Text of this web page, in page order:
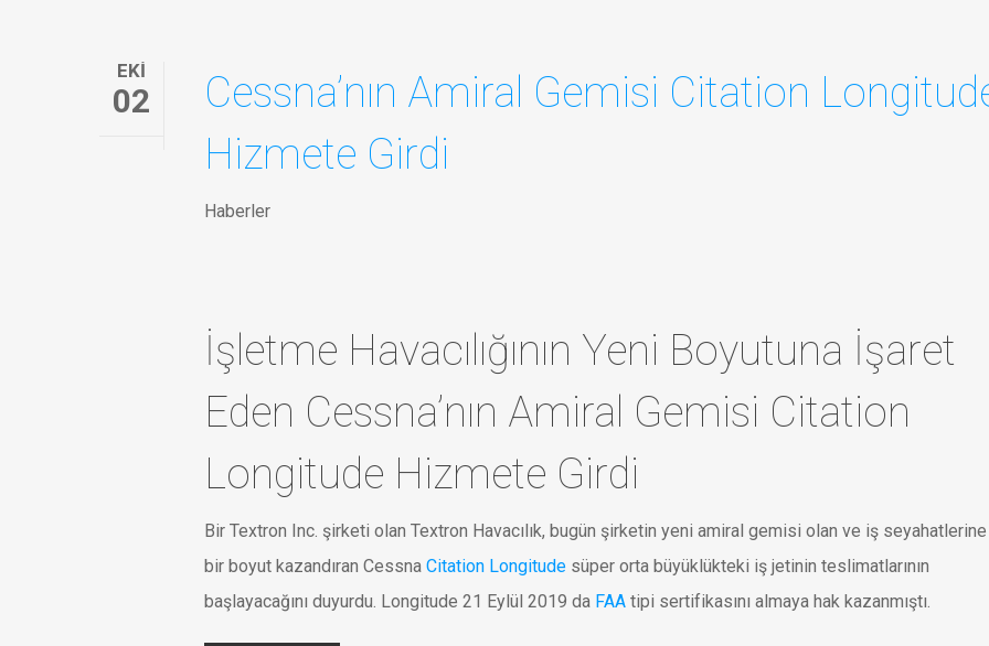
EKI
02
Cessna’nın Amiral Gemisi Citation
Hizmete Girdi
Haberler
İşletme Havacılığının Yeni Boyutuna İşaret
Eden Cessna’nın Amiral Gemisi Citation
Longitude Hizmete Girdi
Bir Textron Inc. şirketi olan Textron Havacılık, bugün şirketin yeni amiral gemisi olan ve iş
bir boyut kazandıran Cessna Citation Longitude süper orta büyüklükteki iş jetinin teslimatlarının
başlayacağını duyurdu. Longitude 21 Eylül 2019 da FAA tipi sertifikasını almaya hak kazanmıştı.